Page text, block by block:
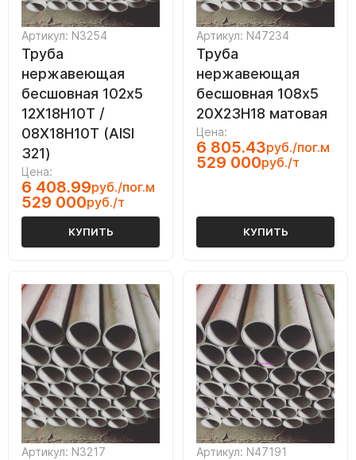
Артикул: N3254
Труба
нержавеющая
бесшовная 102х5
12Х18Н10Т /
08Х18Н10Т (AISI
321)
Цена:
6 408.99руб./пог.м
529 000руб./т
КУПИТЬ
Артикул: N47234
Труба
нержавеющая
бесшовная 108х5
20Х23Н18 матовая
Цена:
6 805.43руб./пог.м
529 000руб./т
КУПИТЬ
Артикул: N3217 Артикул: N47191